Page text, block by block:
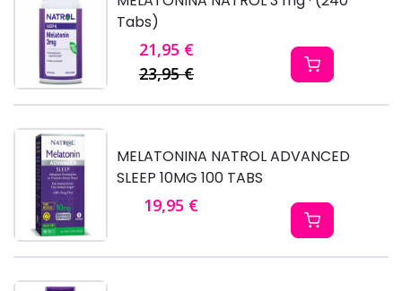
Tabs)
23,95 €
21,95 €
MELATONINA NATROL ADVANCED
SLEEP 10MG 100 TABS
19,95 €